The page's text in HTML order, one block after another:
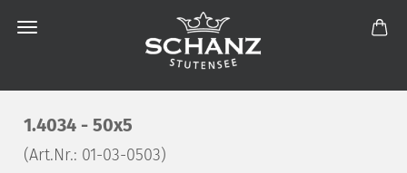
1.4034 - 50x5
(Art.Nr.: 01-03-0503)